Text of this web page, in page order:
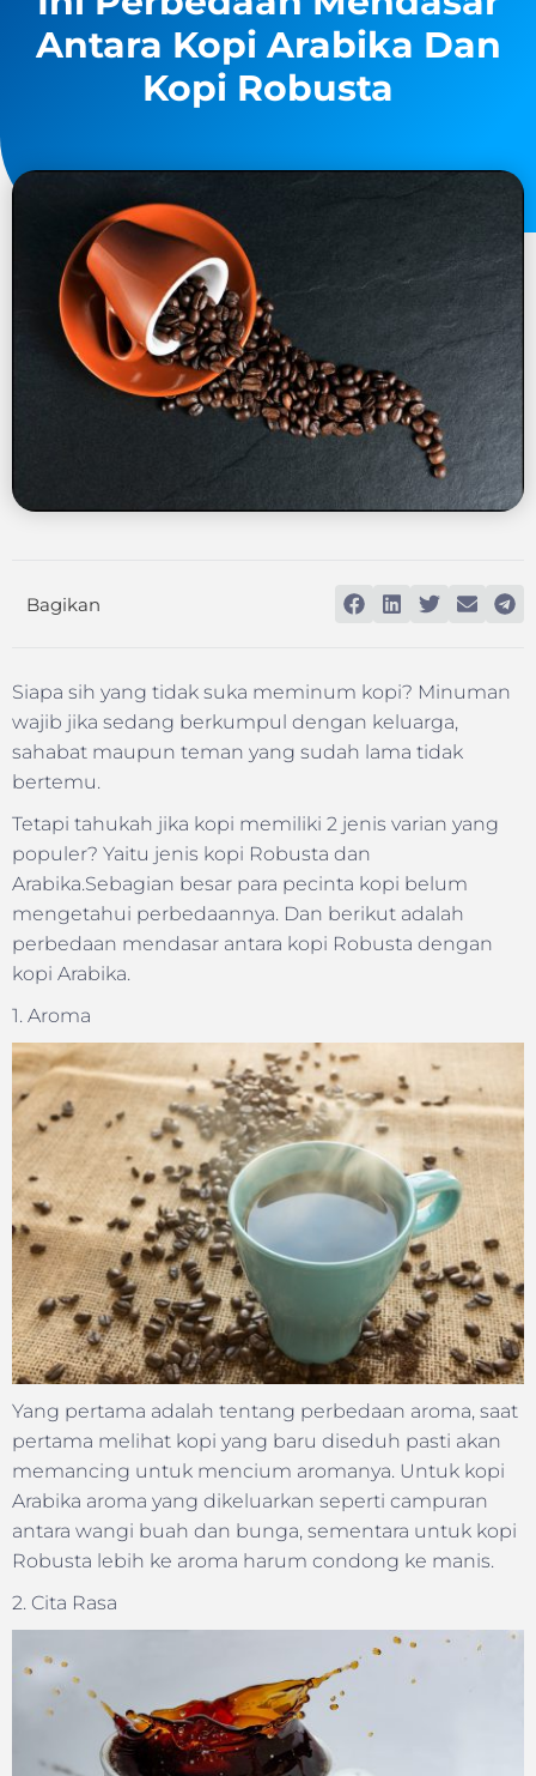
Antara Kopi Arabika Dan
Kopi Robusta
Bagikan
Siapa sih yang tidak suka meminum kopi? Minuman
wajib jika sedang berkumpul dengan keluarga,
sahabat maupun teman yang sudah lama tidak
bertemu.
Tetapi tahukah jika kopi memiliki 2 jenis varian yang
populer? Yaitu jenis kopi Robusta dan
Arabika.Sebagian besar para pecinta kopi belum
mengetahui perbedaannya. Dan berikut adalah
perbedaan mendasar antara kopi Robusta dengan
kopi Arabika.
1. Aroma
Yang pertama adalah tentang perbedaan aroma, saat
pertama melihat kopi yang baru diseduh pasti akan
memancing untuk mencium aromanya. Untuk kopi
Arabika aroma yang dikeluarkan seperti campuran
antara wangi buah dan bunga, sementara untuk kopi
Robusta lebih ke aroma harum condong ke manis.
2. Cita Rasa